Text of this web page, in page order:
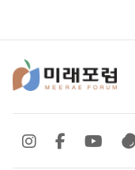
SNS 바로가기
SNS 바로